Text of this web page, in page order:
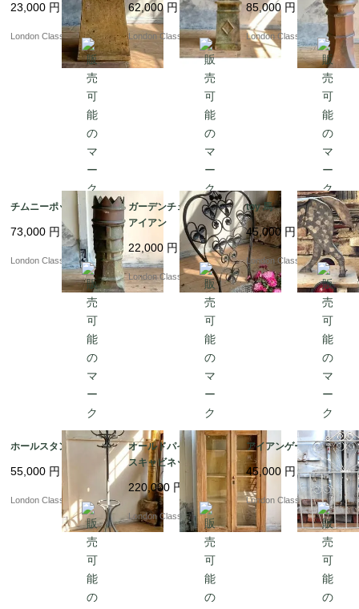
23,000 円
London Classics
62,000 円
London Classics
85,000 円
London Classics
チムニーポット
73,000 円
London Classics
ガーデンチェア?ｂP
アイアン
22,000 円
London Classics
toy 馬
45,000 円
London Classics
ホールスタンド
55,000 円
London Classics
オールドパイン ガラ
スキャビネット
220,000 円
London Classics
アイアンゲート??8
45,000 円
London Classics